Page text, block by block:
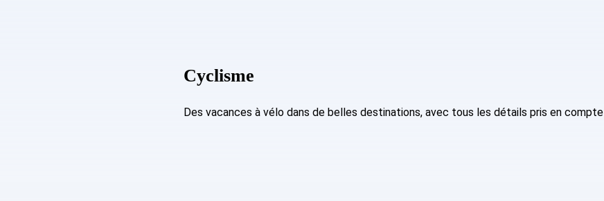
Cyclisme
Des vacances à vélo dans de belles destinations, avec tous les détails pris en compte